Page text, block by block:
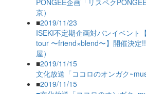
PONGEE企画「リスペク
京）
■2019/11/23
ISEKI不定期企画対バンイベント
tour 〜friend×blend〜】開催決定
屋）
■2019/11/15
文化放送「ココロのオンガク
■2019/11/15